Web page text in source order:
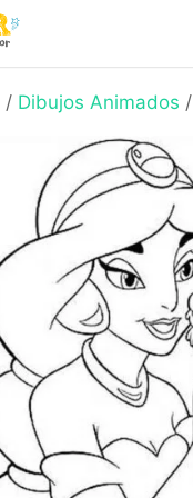
/ Dibujos Animados /